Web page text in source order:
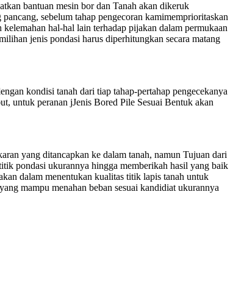
bantuan mesin bor dan Tanah akan dikeruk
sebelum tahap pengecoran kamimemprioritaskan
hal-hal lain terhadap pijakan dalam permukaan
jenis pondasi harus diperhitungkan secara matang
kondisi tanah dari tiap tahap-pertahap pengecekanya
untuk peranan jJenis Bored Pile Sesuai Bentuk akan
yang ditancapkan ke dalam tanah, namun Tujuan dari
pondasi ukurannya hingga memberikah hasil yang baik
dalam menentukan kualitas titik lapis tanah untuk
mampu menahan beban sesuai kandidiat ukurannya